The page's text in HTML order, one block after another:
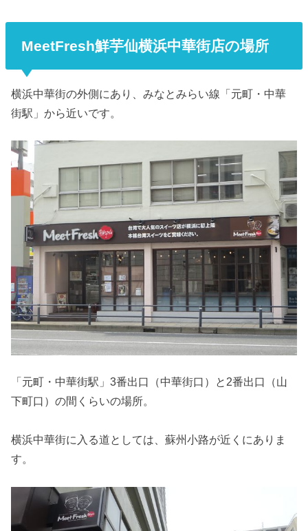
MeetFresh鮮芋仙横浜中華街店の場所
横浜中華街の外側にあり、みなとみらい線「元町・中華
街駅」から近いです。
「元町・中華街駅」3番出口（中華街口）と2番出口（山
下町口）の間くらいの場所。
横浜中華街に入る道としては、蘇州小路が近くにありま
す。